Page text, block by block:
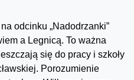
odcinku „Nadodrzanki”
a Legnicą. To ważna
się do pracy i szkoły
Porozumienie